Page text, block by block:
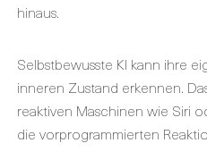
hinaus.
Selbstbewusste KI kann ihre
inneren Zustand erkennen.
reaktiven Maschinen wie Siri
die vorprogrammierten